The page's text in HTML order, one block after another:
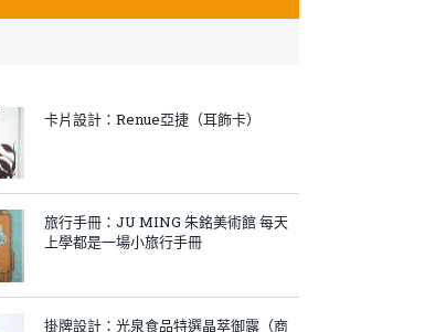
卡片設計：Renue亞捷（耳飾卡）
旅行手冊：JU MING 朱銘美術館 每天
上學都是一場小旅行手冊
掛牌設計：光泉食品特選晶萃御露（商